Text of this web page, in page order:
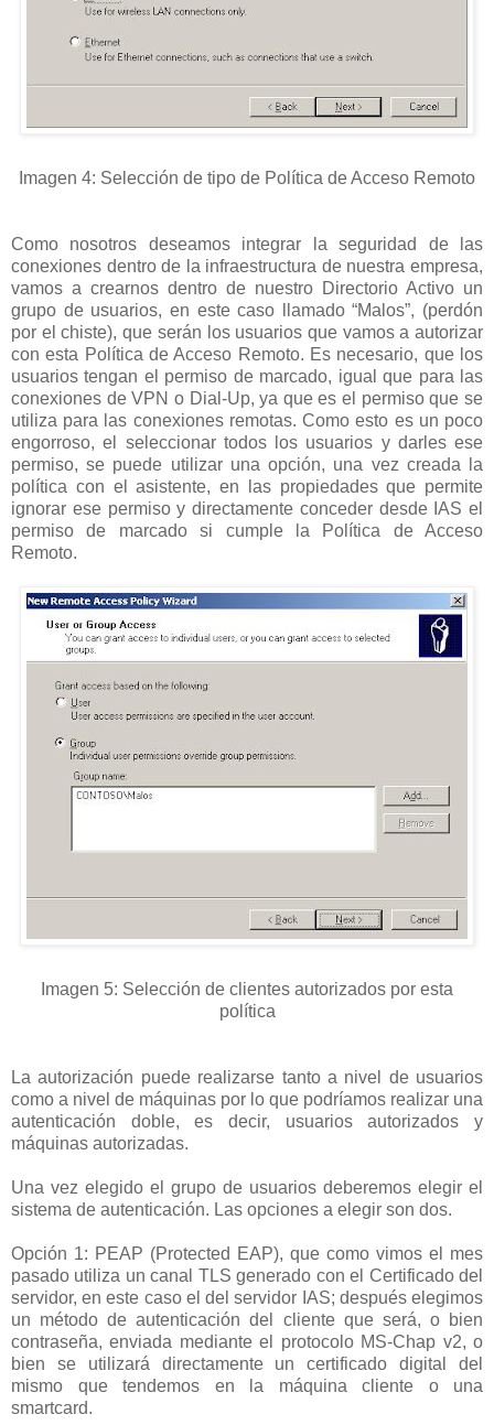
Imagen 4: Selección de tipo de Política de Acceso Remoto
Como nosotros deseamos integrar la seguridad de las
conexiones dentro de la infraestructura de nuestra empresa,
vamos a crearnos dentro de nuestro Directorio Activo un
grupo de usuarios, en este caso llamado “Malos”, (perdón
por el chiste), que serán los usuarios que vamos a autorizar
con esta Política de Acceso Remoto. Es necesario, que los
usuarios tengan el permiso de marcado, igual que para las
conexiones de VPN o Dial-Up, ya que es el permiso que se
utiliza para las conexiones remotas. Como esto es un poco
engorroso, el seleccionar todos los usuarios y darles ese
permiso, se puede utilizar una opción, una vez creada la
política con el asistente, en las propiedades que permite
ignorar ese permiso y directamente conceder desde IAS el
permiso de marcado si cumple la Política de Acceso
Remoto.
Imagen 5: Selección de clientes autorizados por esta
política
La autorización puede realizarse tanto a nivel de usuarios
como a nivel de máquinas por lo que podríamos realizar una
autenticación doble, es decir, usuarios autorizados y
máquinas autorizadas.
Una vez elegido el grupo de usuarios deberemos elegir el
sistema de autenticación. Las opciones a elegir son dos.
Opción 1: PEAP (Protected EAP), que como vimos el mes
pasado utiliza un canal TLS generado con el Certificado del
servidor, en este caso el del servidor IAS; después elegimos
un método de autenticación del cliente que será, o bien
contraseña, enviada mediante el protocolo MS-Chap v2, o
bien se utilizará directamente un certificado digital del
mismo que tendemos en la máquina cliente o una
smartcard.